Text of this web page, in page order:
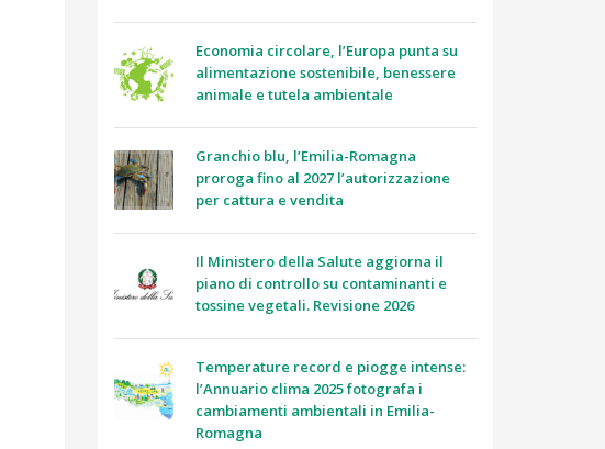
Economia circolare, l’Europa punta su
alimentazione sostenibile, benessere
animale e tutela ambientale
Granchio blu, l’Emilia-Romagna
proroga fino al 2027 l’autorizzazione
per cattura e vendita
Il Ministero della Salute aggiorna il
piano di controllo su contaminanti e
tossine vegetali. Revisione 2026
Temperature record e piogge intense:
l’Annuario clima 2025 fotografa i
cambiamenti ambientali in Emilia-
Romagna